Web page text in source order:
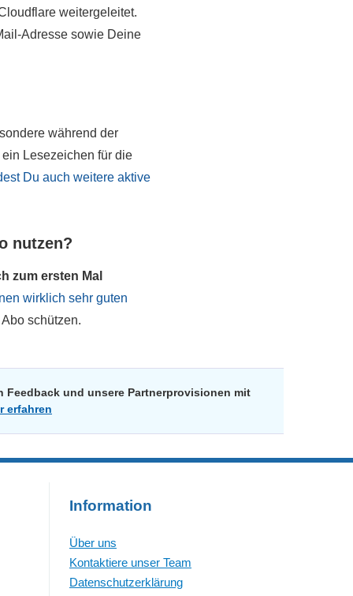
weitergeleitet.
Adresse sowie Deine
während der
Lesezeichen für die
Du auch weitere aktive
nutzen?
zum ersten Mal
wirklich sehr guten
schützen.
und unsere Partnerprovisionen mit
erfahren
Information
Über uns
Kontaktiere unser Team
Datenschutzerklärung